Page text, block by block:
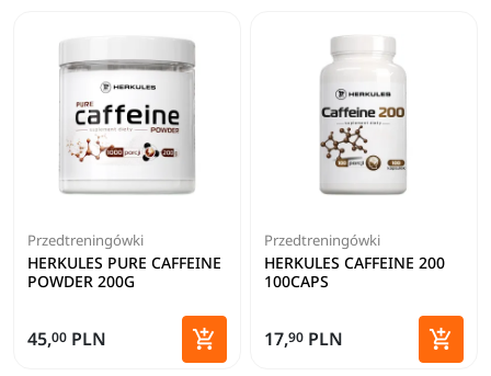
Przedtreningówki
HERKULES PURE CAFFEINE
POWDER 200G
45,00 PLN 
Dodaj do koszyka
Przedtreningówki
HERKULES CAFFEINE 200
100CAPS
17,90 PLN 
Dodaj